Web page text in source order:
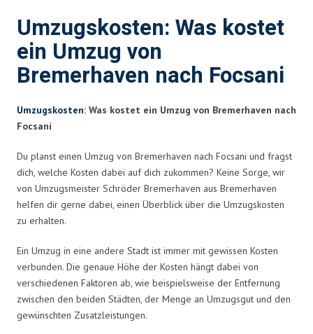
Umzugskosten: Was kostet
ein Umzug von
Bremerhaven nach Focsani
Umzugskosten: Was kostet ein Umzug von Bremerhaven nach
Focsani
Du planst einen Umzug von Bremerhaven nach Focsani und fragst
dich, welche Kosten dabei auf dich zukommen? Keine Sorge, wir
von Umzugsmeister Schröder Bremerhaven aus Bremerhaven
helfen dir gerne dabei, einen Überblick über die Umzugskosten
zu erhalten.
Ein Umzug in eine andere Stadt ist immer mit gewissen Kosten
verbunden. Die genaue Höhe der Kosten hängt dabei von
verschiedenen Faktoren ab, wie beispielsweise der Entfernung
zwischen den beiden Städten, der Menge an Umzugsgut und den
gewünschten Zusatzleistungen.